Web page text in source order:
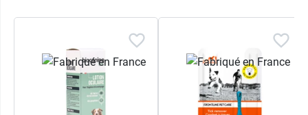
Mouillez entièrement votre animal à l'eau tiède,
puis appliquez le shampooing sur son dos.
Massez son pelage pour repartir et faire pénétrer
le shampooing.
Laissez agir pendant 2 minutes, puis réalisez